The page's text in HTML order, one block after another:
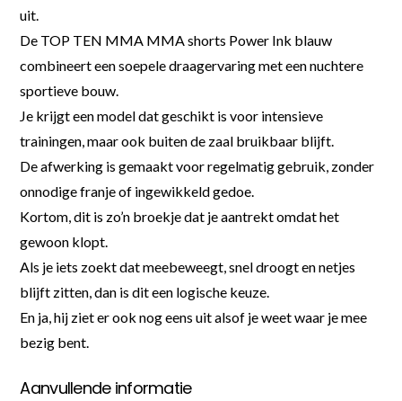
uit.
De TOP TEN MMA MMA shorts Power Ink blauw
combineert een soepele draagervaring met een nuchtere
sportieve bouw.
Je krijgt een model dat geschikt is voor intensieve
trainingen, maar ook buiten de zaal bruikbaar blijft.
De afwerking is gemaakt voor regelmatig gebruik, zonder
onnodige franje of ingewikkeld gedoe.
Kortom, dit is zo’n broekje dat je aantrekt omdat het
gewoon klopt.
Als je iets zoekt dat meebeweegt, snel droogt en netjes
blijft zitten, dan is dit een logische keuze.
En ja, hij ziet er ook nog eens uit alsof je weet waar je mee
bezig bent.
Aanvullende informatie